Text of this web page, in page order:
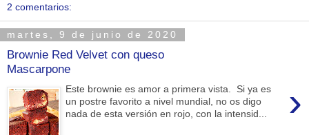
2 comentarios:
martes, 9 de junio de 2020
Brownie Red Velvet con queso
Mascarpone
›
Este brownie es amor a primera vista. Si ya es
un postre favorito a nivel mundial, no os digo
nada de esta versión en rojo, con la intensid...